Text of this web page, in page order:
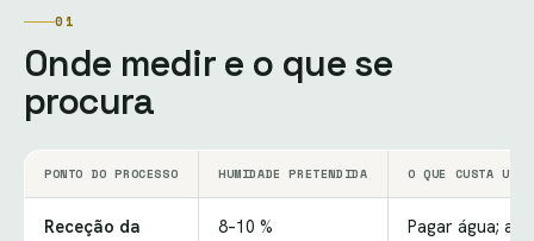
01
Onde medir e o que se
procura
PONTO DO PROCESSO HUMIDADE PRETENDIDA O QUE CUSTA UMA
Receção da
8–10 %
Pagar água;